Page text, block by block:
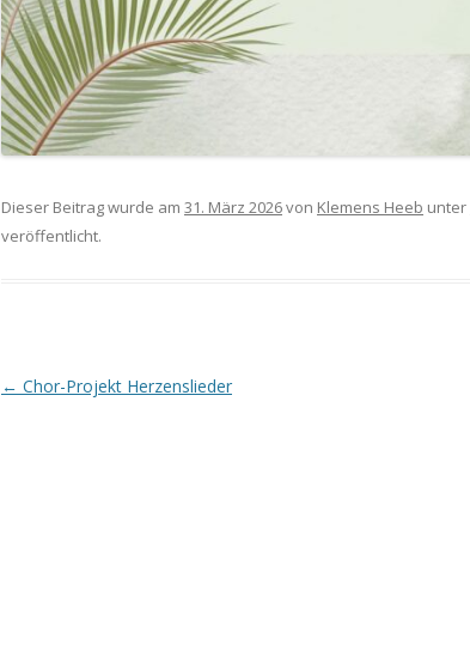
Dieser Beitrag wurde am 31. März 2026von Klemens Heeb unter
veröffentlicht.
Beitrags-
← Chor-Projekt Herzenslieder